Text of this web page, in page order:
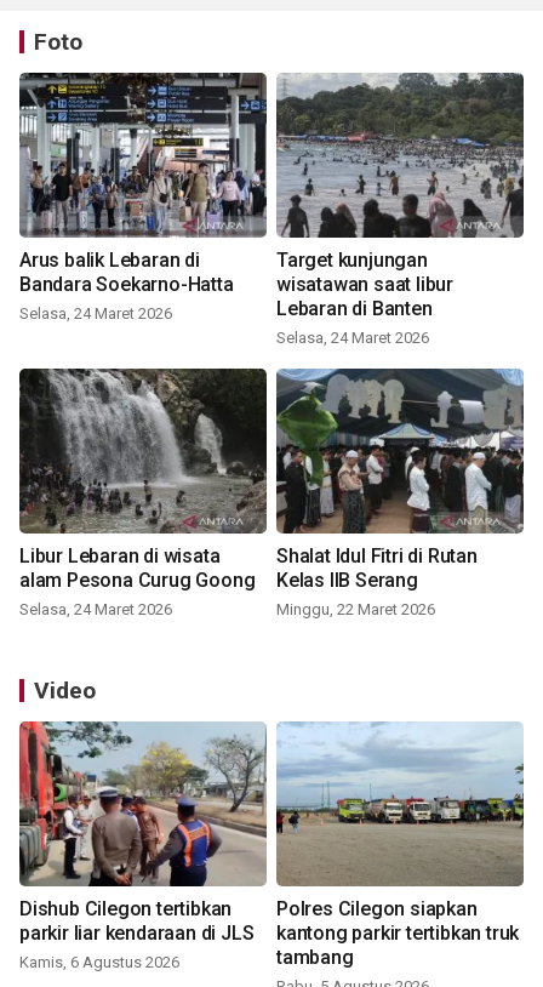
Foto
Arus balik Lebaran di
Bandara Soekarno-Hatta
Selasa, 24 Maret 2026
Target kunjungan
wisatawan saat libur
Lebaran di Banten
Selasa, 24 Maret 2026
Libur Lebaran di wisata
alam Pesona Curug Goong
Selasa, 24 Maret 2026
Shalat Idul Fitri di Rutan
Kelas IIB Serang
Minggu, 22 Maret 2026
Video
Dishub Cilegon tertibkan
parkir liar kendaraan di JLS
Kamis, 6 Agustus 2026
Polres Cilegon siapkan
kantong parkir tertibkan truk
tambang